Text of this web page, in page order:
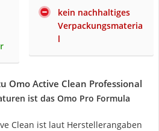
kein nachhaltiges
Verpackungsmateria
l
Omo Active Clean Professional
ist das Omo Pro Formula
Clean ist laut Herstellerangaben